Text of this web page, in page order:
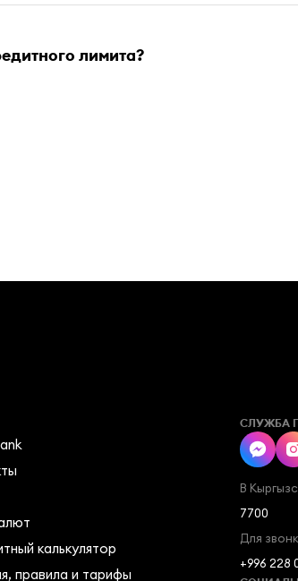
лимита?
калькулятор
правила и тарифы
СЛУЖБА
В
7700
Для
+996 228